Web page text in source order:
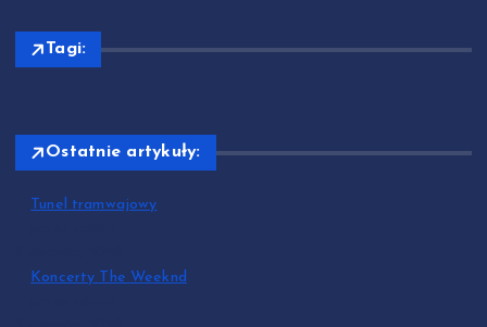
Tagi:
Ostatnie artykuły:
Tunel tramwajowy
Koncerty The Weeknd